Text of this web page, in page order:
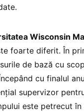
Wisconsin
foarte diferit. În
de bază cu
cu finalul
supervizor
este petrecut în